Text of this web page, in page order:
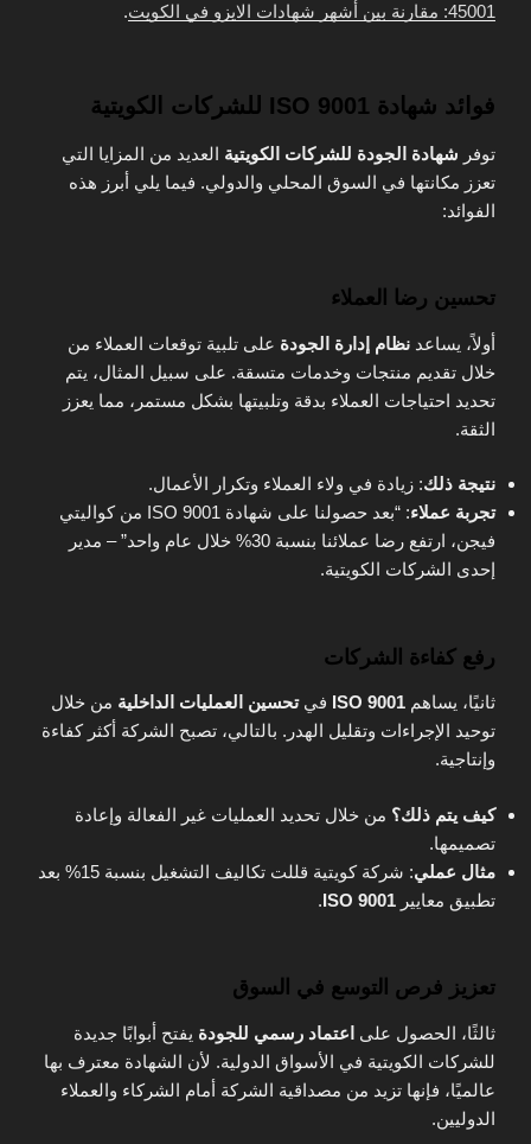
45001: مقارنة بين أشهر شهادات الايزو في الكويت
.
فوائد شهادة ISO 9001 للشركات الكويتية
توفر شهادة الجودة للشركات الكويتية العديد من المزايا التي
تعزز مكانتها في السوق المحلي والدولي. فيما يلي أبرز هذه
الفوائد:
تحسين رضا العملاء
أولاً، يساعد نظام إدارة الجودة على تلبية توقعات العملاء من
خلال تقديم منتجات وخدمات متسقة. على سبيل المثال، يتم
تحديد احتياجات العملاء بدقة وتلبيتها بشكل مستمر، مما يعزز
الثقة.
نتيجة ذلك: زيادة في ولاء العملاء وتكرار الأعمال.
تجربة عملاء
: “بعد حصولنا على شهادة ISO 9001 من كواليتي
فيجن، ارتفع رضا عملائنا بنسبة 30% خلال عام واحد” – مدير
إحدى الشركات الكويتية.
رفع كفاءة الشركات
ثانيًا، يساهم ISO 9001 فيتحسين العمليات الداخلية من خلال
توحيد الإجراءات وتقليل الهدر. بالتالي، تصبح الشركة أكثر كفاءة
وإنتاجية.
كيف يتم ذلك؟ من خلال تحديد العمليات غير الفعالة وإعادة
تصميمها.
مثال عملي
: شركة كويتية قللت تكاليف التشغيل بنسبة 15% بعد
تطبيق معايير ISO 9001
.
تعزيز فرص التوسع في السوق
ثالثًا، الحصول على اعتماد رسمي للجودة يفتح أبوابًا جديدة
للشركات الكويتية في الأسواق الدولية. لأن الشهادة معترف بها
عالميًا، فإنها تزيد من مصداقية الشركة أمام الشركاء والعملاء
الدوليين.